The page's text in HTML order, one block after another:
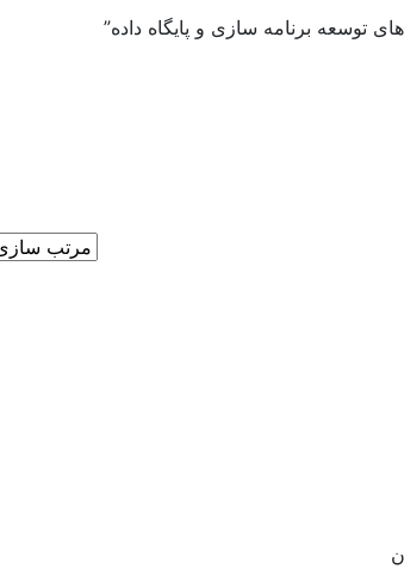
توسعه برنامه سازی و پایگاه داده”